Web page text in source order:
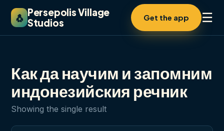
🐧 Persepolis Village
Studios
Get the app ☰
Как да научим и запомним
индонезийския речник
Showing the single result